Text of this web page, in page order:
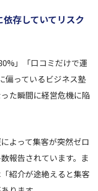
存していてリスク
」「口コミだけで運
偏っているビジネス塾
た瞬間に経営危機に陥
よって集客が突然ゼロ
報告されています。ま
紹介が途絶えると集客